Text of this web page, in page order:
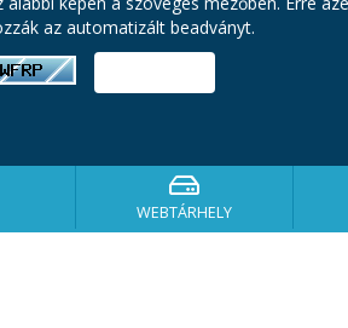
az automatizált beadványt.
WEBTÁRHELY